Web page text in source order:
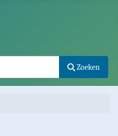
Zoeken